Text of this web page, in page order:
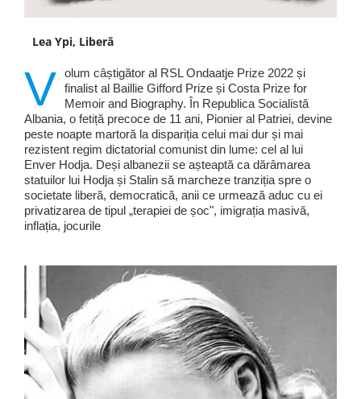
Lea Ypi, Liberă
V olum câștigător al RSL Ondaatje Prize 2022 și
finalist al Baillie Gifford Prize și Costa Prize for
Memoir and Biography. În Republica Socialistă
Albania, o fetiță precoce de 11 ani, Pionier al Patriei, devine
peste noapte martoră la dispariția celui mai dur și mai
rezistent regim dictatorial comunist din lume: cel al lui
Enver Hodja. Deși albanezii se așteaptă ca dărâmarea
statuilor lui Hodja și Stalin să marcheze tranziția spre o
societate liberă, democratică, anii ce urmează aduc cu ei
privatizarea de tipul „terapiei de șoc", imigrația masivă,
inflația, jocurile